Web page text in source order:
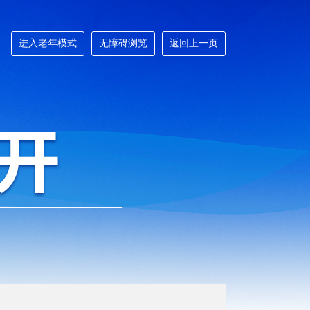
返回上一页
无障碍浏览
进入老年模式